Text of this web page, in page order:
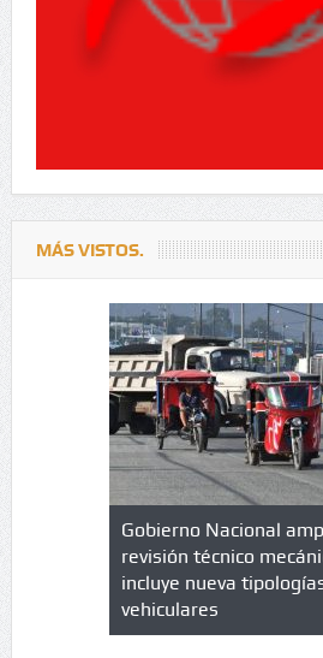
MÁS VISTOS.
de
Gobierno Nacional
revisión técnico
incluye nueva
vehiculares